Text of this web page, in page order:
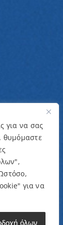
για να σας
θυμόμαστε
για να
όλων
children
One
Plc